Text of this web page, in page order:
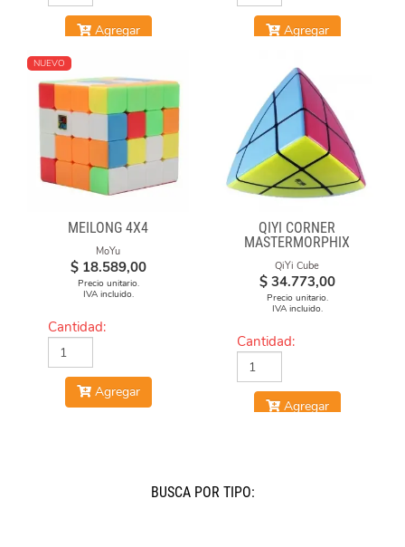
Agregar Agregar
NUEVO
MEILONG 4X4
MoYu
$ 18.589,00
Precio unitario.
IVA incluido.
Cantidad:
Agregar
QIYI CORNER
MASTERMORPHIX
QiYi Cube
$ 34.773,00
Precio unitario.
IVA incluido.
Cantidad:
Agregar
BUSCÁ POR TIPO: